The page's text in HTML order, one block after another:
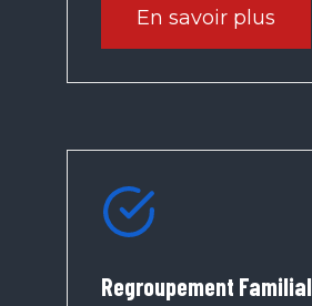
En savoir plus
Regroupement Familial